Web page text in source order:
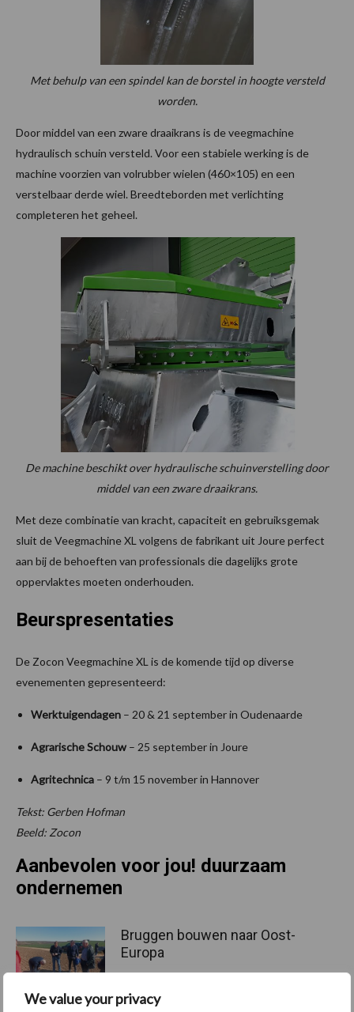
We value your privacy
Met behulp van een spindel kan de borstel in hoogte versteld
worden.
Door middel van een zware draaikrans is de veegmachine
hydraulisch schuin versteld. Voor een stabiele werking is de
machine voorzien van volrubber wielen (460×105) en een
verstelbaar derde wiel. Breedteborden met verlichting
completeren het geheel.
De machine beschikt over hydraulische schuinverstelling door
middel van een zware draaikrans.
Met deze combinatie van kracht, capaciteit en gebruiksgemak
sluit de Veegmachine XL volgens de fabrikant uit Joure perfect
aan bij de behoeften van professionals die dagelijks grote
oppervlaktes moeten onderhouden.
Beurspresentaties
De Zocon Veegmachine XL is de komende tijd op diverse
evenementen gepresenteerd:
Werktuigendagen – 20 & 21 september in Oudenaarde
Agrarische Schouw – 25 september in Joure
Agritechnica – 9 t/m 15 november in Hannover
Tekst: Gerben Hofman
Beeld: Zocon
Aanbevolen voor jou! duurzaam
ondernemen
Bruggen bouwen naar Oost-
Europa